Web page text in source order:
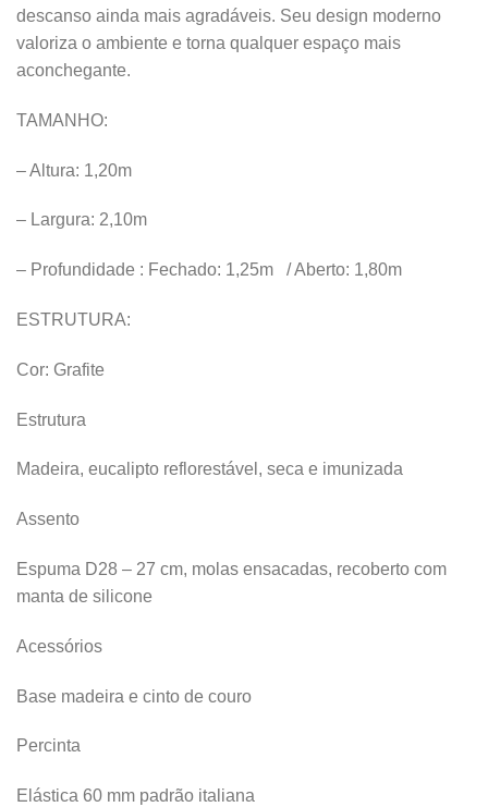
descanso ainda mais agradáveis. Seu design moderno
valoriza o ambiente e torna qualquer espaço mais
aconchegante.
TAMANHO:
– Altura: 1,20m
– Largura: 2,10m
– Profundidade : Fechado: 1,25m / Aberto: 1,80m
ESTRUTURA:
Cor: Grafite
Estrutura
Madeira, eucalipto reflorestável, seca e imunizada
Assento
Espuma D28 – 27 cm, molas ensacadas, recoberto com
manta de silicone
Acessórios
Base madeira e cinto de couro
Percinta
Elástica 60 mm padrão italiana